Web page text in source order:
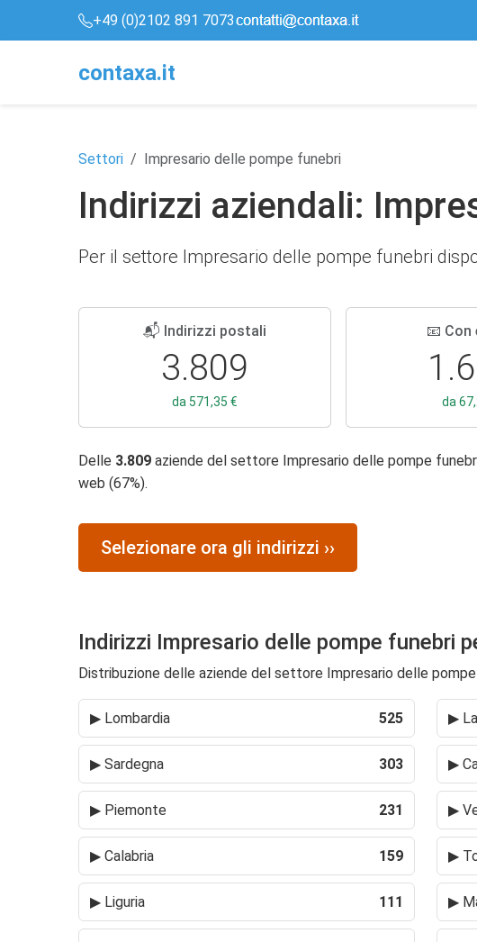
+49 (0)2102 891 7073
contaxa.it
Settori Impresario delle pompe funebri
Indirizzi aziendali:
Per il settore Impresario delle pompe funebri
📬 Indirizzi postali
3.809
da 571,35 €
📧 Con
da
Delle 3.809 aziende del settore Impresario delle pompe
web (67%).
Selezionare ora gli indirizzi ››
Indirizzi Impresario delle pompe funebri
Distribuzione delle aziende del settore Impresario delle
▶ Lombardia 525 ▶
▶ Sardegna 303 ▶
▶ Piemonte 231 ▶
▶ Calabria 159 ▶
▶ Liguria 111 ▶